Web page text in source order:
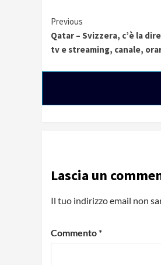
Continue
Reading
Previous
Qatar – Svizzera, c’è la
tv e streaming, canale,
Lascia un
Il tuo indirizzo email non
Commento*